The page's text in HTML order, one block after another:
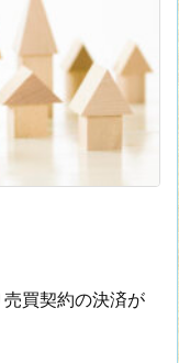
買契約の決済が